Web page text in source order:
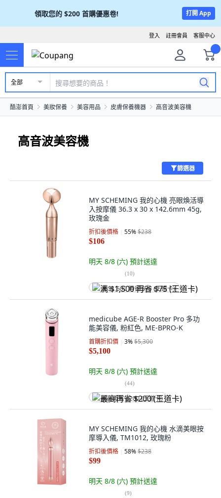
領取您的 $200 首購優惠卷! 打開 App
客服中心
註冊會員
登入
全部
酷澎首頁 美妝保養 美容用品 皮膚保養機器 高音波美容機
高音波美容機
篩選器
MY SCHEMING 我的心機 亮眼煥活導
入按摩儀 36.3 x 30 x 142.6mm 45g,
玫瑰金
折扣後價格 55%$238
$106
明天 8/8 (六) 預計送達
(10)
满 $1,500 再省 $75 (王道卡)
medicube AGE-R Booster Pro 多功
能美容儀, 粉紅色, ME-BPRO-K
首購折扣價 3%$5,300
$5,100
明天 8/8 (六) 預計送達
(44)
最高再省 $200 (王道卡)
MY SCHEMING 我的心機 水滴美眼按
摩導入儀, TM1012, 玫瑰粉
折扣後價格 58%$238
$99
明天 8/8 (六) 預計送達
(9)